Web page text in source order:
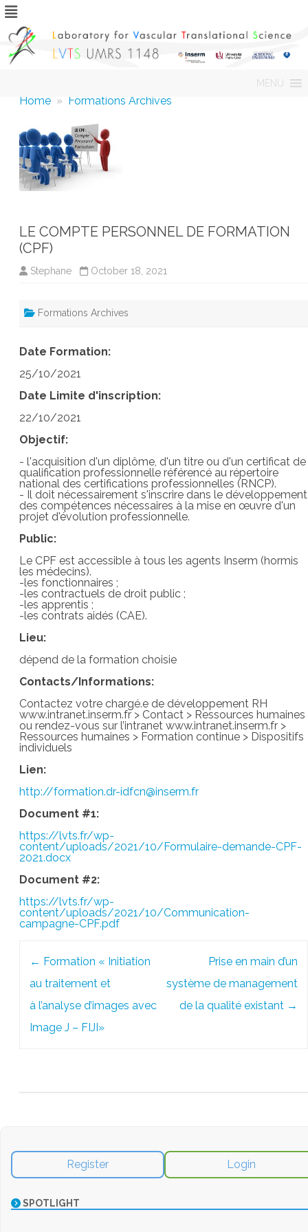
content
MENU
Home » Formations Archives
LE COMPTE PERSONNEL DE FORMATION
(CPF)
Stephane October 18, 2021
Formations Archives
Date Formation:
25/10/2021
Date Limite d'inscription:
22/10/2021
Objectif:
- l'acquisition d'un diplôme, d'un titre ou d'un certificat de
qualification professionnelle référencé au répertoire
national des certifications professionnelles (RNCP).
- Il doit nécessairement s'inscrire dans le développement
des compétences nécessaires à la mise en œuvre d'un
projet d'évolution professionnelle.
Public:
Le CPF est accessible à tous les agents Inserm (hormis
les médecins).
-les fonctionnaires ;
-les contractuels de droit public ;
-les apprentis ;
-les contrats aidés (CAE).
Lieu:
dépend de la formation choisie
Contacts/Informations:
Contactez votre chargé.e de développement RH
www.intranet.inserm.fr > Contact > Ressources humaines
ou rendez-vous sur l’intranet www.intranet.inserm.fr >
Ressources humaines > Formation continue > Dispositifs
individuels
Lien:
http://formation.dr-idfcn@inserm.fr
Document #1:
https://lvts.fr/wp-
content/uploads/2021/10/Formulaire-demande-CPF-
2021.docx
Document #2:
https://lvts.fr/wp-
content/uploads/2021/10/Communication-
campagne-CPF.pdf
← Formation « Initiation
au traitement et
à l’analyse d’images avec
Image J – FIJI»
Prise en main d’un
système de management
de la qualité existant →
Register Login
SPOTLIGHT